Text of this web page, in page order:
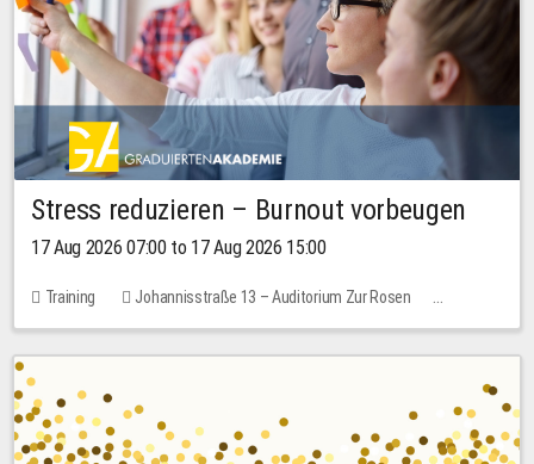
Stress reduzieren – Burnout vorbeugen
17 Aug 2026 07:00 to 17 Aug 2026 15:00
Training
Johannisstraße 13 – Auditorium Zur Rosen
1 place
10.00 EUR